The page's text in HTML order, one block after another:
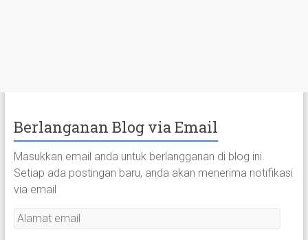
Berlanganan Blog via Email
Masukkan email anda untuk berlangganan di blog ini.
Setiap ada postingan baru, anda akan menerima notifikasi
via email
A